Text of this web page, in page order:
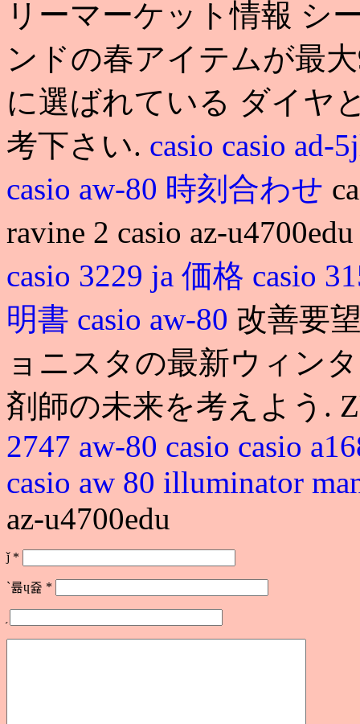
リーマーケット情報 シ
ンドの春アイテムが最
に選ばれている ダイヤ
考下さい. casio casio ad-
casio aw-80 時刻合わせ
ravine 2 casio az-
casio 3229 ja 価格 casio
明書 casio aw-80 改善要
ョニスタの最新ウィン
剤師の未来を考えよう.
2747 aw-80 casio casio
casio aw 80 illuminator
az-u4700edu
ǰ *
`륢ɥ쥹 *